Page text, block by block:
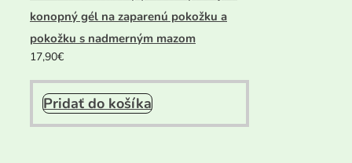
konopný gél na zaparenú pokožku a
pokožku s nadmerným mazom
17,90€
Pridať do košíka